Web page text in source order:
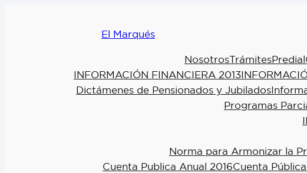
El Marqués
NosotrosTrámitesPredial
INFORMACIÓN FINANCIERA 2013
Dictámenes de Pensionados y Jubilados
Programas
Norma para Armonizar la
Cuenta Publica Anual 2016Cuenta